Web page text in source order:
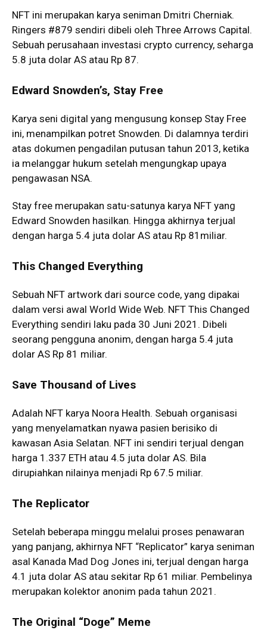
NFT ini merupakan karya seniman Dmitri Cherniak.
Ringers #879 sendiri dibeli oleh Three Arrows Capital.
Sebuah perusahaan investasi crypto currency, seharga
5.8 juta dolar AS atau Rp 87.
Edward Snowden’s, Stay Free
Karya seni digital yang mengusung konsep Stay Free
ini, menampilkan potret Snowden. Di dalamnya terdiri
atas dokumen pengadilan putusan tahun 2013, ketika
ia melanggar hukum setelah mengungkap upaya
pengawasan NSA.
Stay free merupakan satu-satunya karya NFT yang
Edward Snowden hasilkan. Hingga akhirnya terjual
dengan harga 5.4 juta dolar AS atau Rp 81miliar.
This Changed Everything
Sebuah NFT artwork dari source code, yang dipakai
dalam versi awal World Wide Web. NFT This Changed
Everything sendiri laku pada 30 Juni 2021. Dibeli
seorang pengguna anonim, dengan harga 5.4 juta
dolar AS Rp 81 miliar.
Save Thousand of Lives
Adalah NFT karya Noora Health. Sebuah organisasi
yang menyelamatkan nyawa pasien berisiko di
kawasan Asia Selatan. NFT ini sendiri terjual dengan
harga 1.337 ETH atau 4.5 juta dolar AS. Bila
dirupiahkan nilainya menjadi Rp 67.5 miliar.
The Replicator
Setelah beberapa minggu melalui proses penawaran
yang panjang, akhirnya NFT “Replicator” karya seniman
asal Kanada Mad Dog Jones ini, terjual dengan harga
4.1 juta dolar AS atau sekitar Rp 61 miliar. Pembelinya
merupakan kolektor anonim pada tahun 2021.
The Original “Doge” Meme